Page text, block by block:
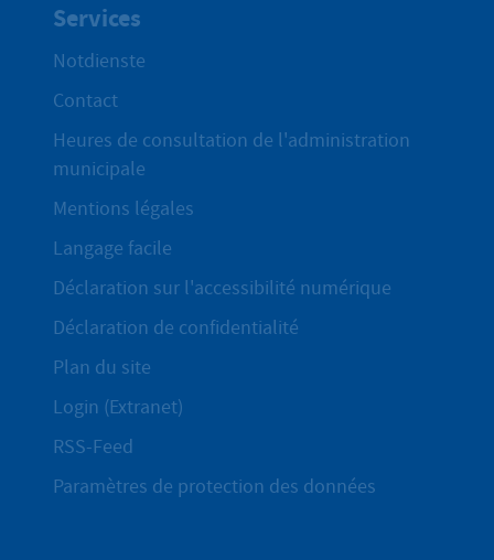
Services
Notdienste
Contact
Heures de consultation de l'administration
municipale
Mentions légales
Langage facile
Déclaration sur l'accessibilité numérique
Déclaration de confidentialité
Plan du site
Login (Extranet)
RSS-Feed
Paramètres de protection des données